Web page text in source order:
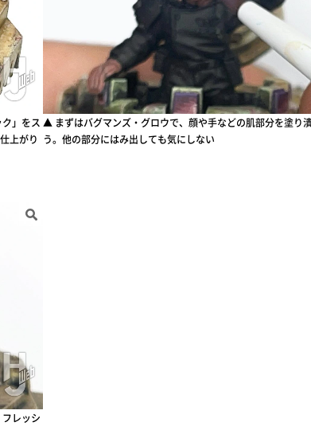
」をス
上がり
▲ まずはバグマンズ・グロウで、顔や手などの肌部分を塗り
う。他の部分にはみ出しても気にしない
レッシ